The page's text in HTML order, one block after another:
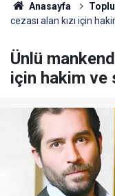
Anasayfa
cezası alan kızı için
Ünlü
için hakim ve